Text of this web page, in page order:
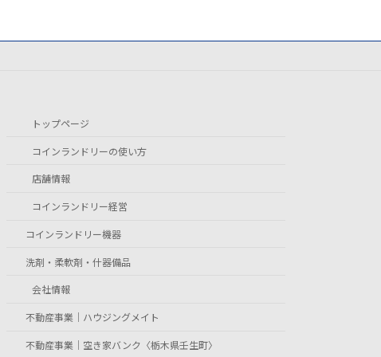
トップページ
コインランドリーの使い方
店舗情報
コインランドリー経営
コインランドリー機器
洗剤・柔軟剤・什器備品
会社情報
不動産事業｜ハウジングメイト
不動産事業｜空き家バンク〈栃木県壬生町〉